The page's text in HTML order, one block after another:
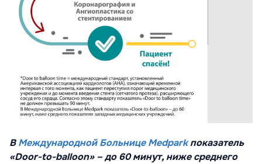
ВМеждународной Больнице Medparkпоказатель
«Door-to-balloon» – до 60 минут, ниже среднего